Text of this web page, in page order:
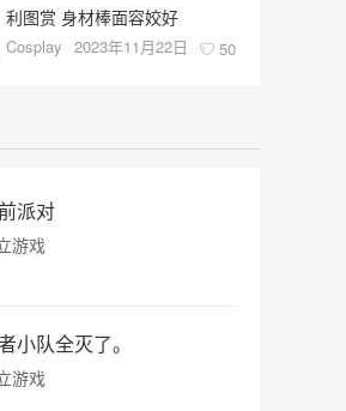
利图赏 身材棒面容姣好
Cosplay 2023年11月22日 50
派对
游戏
小队全灭了。
游戏